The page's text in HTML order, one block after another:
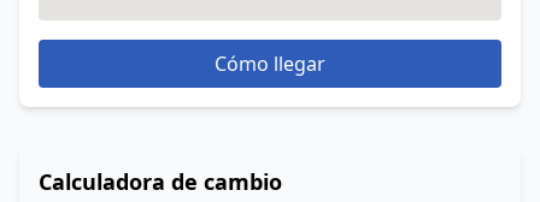
Cómo llegar
Calculadora de cambio